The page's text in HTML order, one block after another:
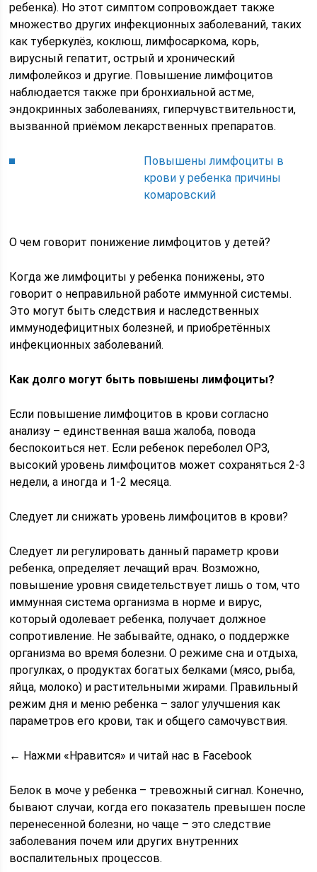
ребенка). Но этот симптом сопровождает также
множество других инфекционных заболеваний, таких
как туберкулёз, коклюш, лимфосаркома, корь,
вирусный гепатит, острый и хронический
лимфолейкоз и другие. Повышение лимфоцитов
наблюдается также при бронхиальной астме,
эндокринных заболеваниях, гиперчувствительности,
вызванной приёмом лекарственных препаратов.
Повышены лимфоциты в
крови у ребенка причины
комаровский
О чем говорит понижение лимфоцитов у детей?
Когда же лимфоциты у ребенка понижены, это
говорит о неправильной работе иммунной системы.
Это могут быть следствия и наследственных
иммунодефицитных болезней, и приобретённых
инфекционных заболеваний.
Как долго могут быть повышены лимфоциты?
Если повышение лимфоцитов в крови согласно
анализу – единственная ваша жалоба, повода
беспокоиться нет. Если ребенок переболел ОРЗ,
высокий уровень лимфоцитов может сохраняться 2-3
недели, а иногда и 1-2 месяца.
Следует ли снижать уровень лимфоцитов в крови?
Следует ли регулировать данный параметр крови
ребенка, определяет лечащий врач. Возможно,
повышение уровня свидетельствует лишь о том, что
иммунная система организма в норме и вирус,
который одолевает ребенка, получает должное
сопротивление. Не забывайте, однако, о поддержке
организма во время болезни. О режиме сна и отдыха,
прогулках, о продуктах богатых белками (мясо, рыба,
яйца, молоко) и растительными жирами. Правильный
режим дня и меню ребенка – залог улучшения как
параметров его крови, так и общего самочувствия.
← Нажми «Нравится» и читай нас в Facebook
Белок в моче у ребенка – тревожный сигнал. Конечно,
бывают случаи, когда его показатель превышен после
перенесенной болезни, но чаще – это следствие
заболевания почем или других внутренних
воспалительных процессов.